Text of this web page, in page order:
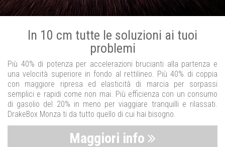
In 10 cm tutte le soluzioni ai tuoi
problemi
Più 40% di potenza per accelerazioni brucianti alla partenza e
una velocità superiore in fondo al rettilineo. Più 40% di coppia
con maggiore ripresa ed elasticità di marcia per sorpassi
semplici e rapidi come non mai. Più efficienza con un consumo
di gasolio del 20% in meno per viaggiare tranquilli e rilassati.
DrakeBox Monza ti da tutto quello di cui hai bisogno.
Maggiori info